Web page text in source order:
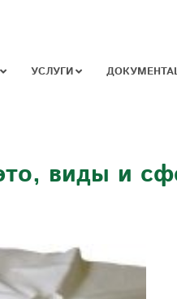
УСЛУГИ
виды и